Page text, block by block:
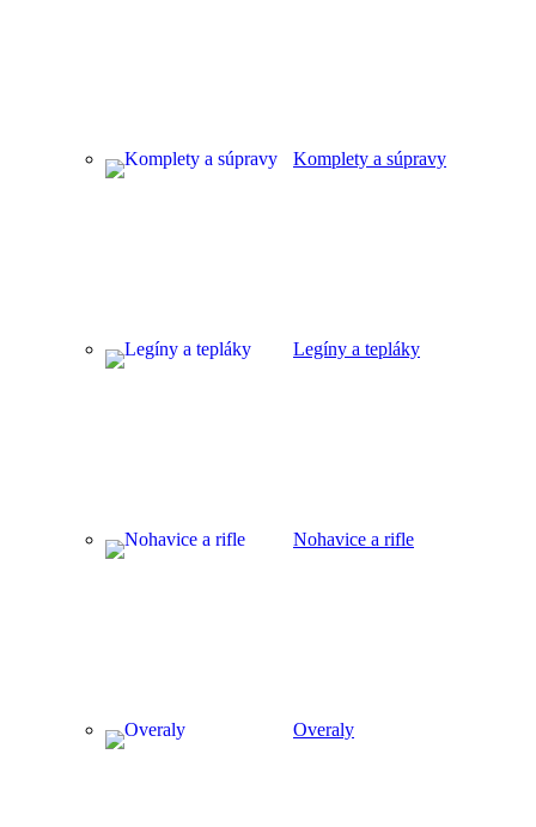
Komplety a súpravy
Legíny a tepláky
Nohavice a rifle
Overaly